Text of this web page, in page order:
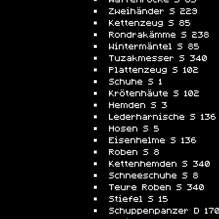
Zweihänder S 229
Kettenzeug S 85
Rondrakämme S 238
Wintermäntel S 85
Tuzakmesser S 340
Plattenzeug S 102
Schuhe S 1
Krötenhäute S 102
Hemden S 3
Lederharnische S 136
Hosen S 5
Eisenhelme S 136
Roben S 8
Kettenhemden S 340
Schneeschuhe S 8
Teure Roben S 340
Stiefel S 15
Schuppenpanzer D